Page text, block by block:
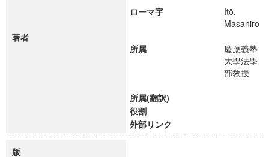
著者
ローマ字
Itō,
Masahiro
所属
慶應義塾
大學法學
部敎授
所属(翻訳)
役割
外部リンク
版